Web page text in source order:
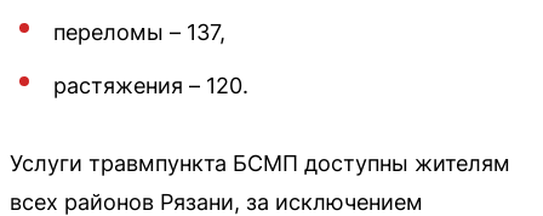
переломы – 137,
растяжения – 120.
Услуги травмпункта БСМП доступны жителям
всех районов Рязани, за исключением